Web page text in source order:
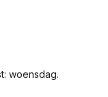
woensdag.